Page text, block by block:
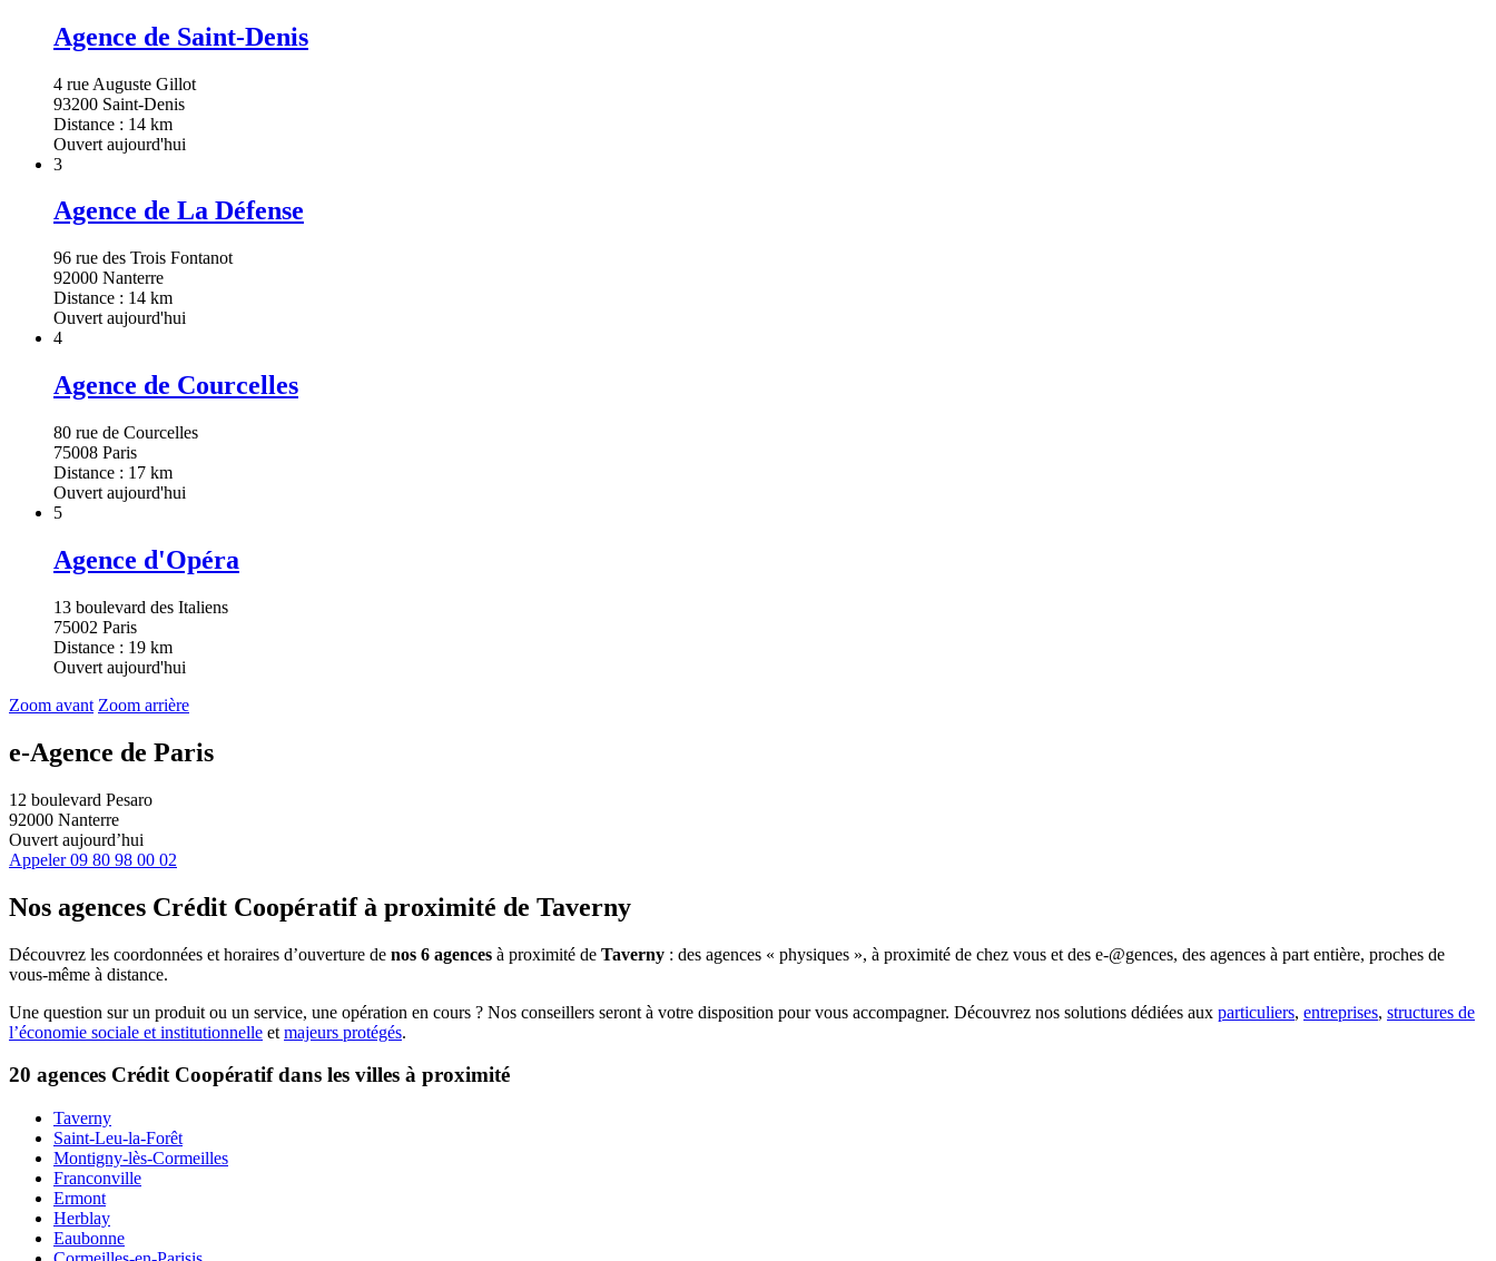
Agence de Saint-Denis
4 rue Auguste Gillot
93200 Saint-Denis
Distance : 14 km
Ouvert aujourd'hui
3
Agence de La Défense
96 rue des Trois Fontanot
92000 Nanterre
Distance : 14 km
Ouvert aujourd'hui
4
Agence de Courcelles
80 rue de Courcelles
75008 Paris
Distance : 17 km
Ouvert aujourd'hui
5
Agence d'Opéra
13 boulevard des Italiens
75002 Paris
Distance : 19 km
Ouvert aujourd'hui
Zoom avant Zoom arrière
e-Agence de Paris
12 boulevard Pesaro
92000 Nanterre
Ouvert aujourd’hui
Appeler 09 80 98 00 02
Nos agences Crédit Coopératifà proximité de Taverny
Découvrez les coordonnées et horaires d’ouverture de nos 6 agences à proximité de Taverny : des agences « physiques », à proximité de chez vous et des e-@gences, des agences à part entière, proches de
vous-même à distance.
Une question sur un produit ou un service, une opération en cours ? Nos conseillers seront à votre disposition pour vous accompagner. Découvrez nos solutions dédiées aux particuliers, entreprises, structures de
l’économie sociale et institutionnelle et majeurs protégés.
20 agences Crédit Coopératif dans les villes à proximité
Taverny
Saint-Leu-la-Forêt
Montigny-lès-Cormeilles
Franconville
Ermont
Herblay
Eaubonne